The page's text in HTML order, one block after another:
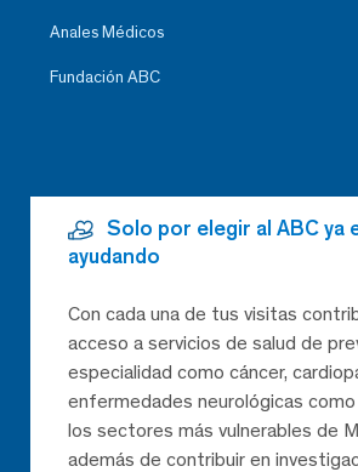
Anales Médicos
Fundación ABC
Solo por elegir al ABC ya
ayudando
Con cada una de tus visitas
acceso a servicios de salud de
especialidad como cáncer,
enfermedades neurológicas como
los sectores más vulnerables de
además de contribuir en